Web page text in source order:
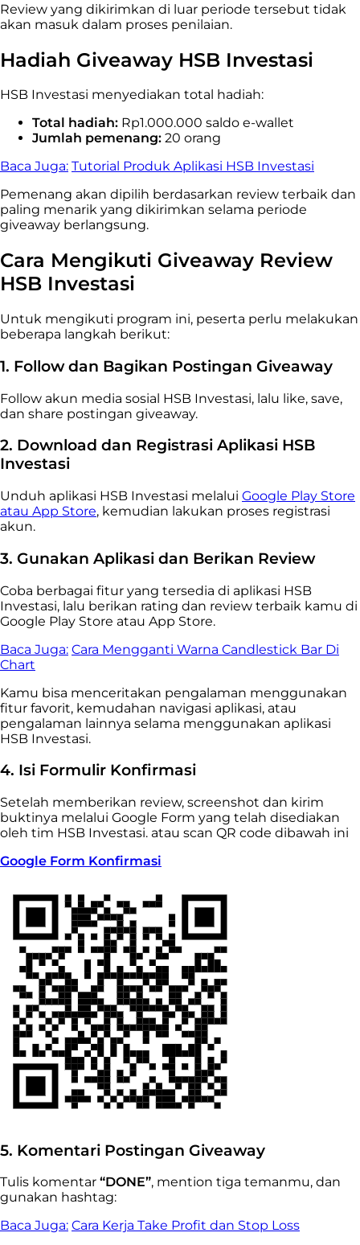
Review yang dikirimkan di luar periode tersebut tidak
akan masuk dalam proses penilaian.
Hadiah Giveaway HSB Investasi
HSB Investasi menyediakan total hadiah:
Total hadiah: Rp1.000.000 saldo e-wallet
Jumlah pemenang: 20 orang
Baca Juga: Tutorial Produk Aplikasi HSB Investasi
Pemenang akan dipilih berdasarkan review terbaik dan
paling menarik yang dikirimkan selama periode
giveaway berlangsung.
Cara Mengikuti Giveaway Review
HSB Investasi
Untuk mengikuti program ini, peserta perlu melakukan
beberapa langkah berikut:
1. Follow dan Bagikan Postingan Giveaway
Follow akun media sosial HSB Investasi, lalu like, save,
dan share postingan giveaway.
2. Download dan Registrasi Aplikasi HSB
Investasi
Unduh aplikasi HSB Investasi melalui Google Play Store
atau App Store, kemudian lakukan proses registrasi
akun.
3. Gunakan Aplikasi dan Berikan Review
Coba berbagai fitur yang tersedia di aplikasi HSB
Investasi, lalu berikan rating dan review terbaik kamu di
Google Play Store atau App Store.
Baca Juga: Cara Mengganti Warna Candlestick Bar Di
Chart
Kamu bisa menceritakan pengalaman menggunakan
fitur favorit, kemudahan navigasi aplikasi, atau
pengalaman lainnya selama menggunakan aplikasi
HSB Investasi.
4. Isi Formulir Konfirmasi
Setelah memberikan review, screenshot dan kirim
buktinya melalui Google Form yang telah disediakan
oleh tim HSB Investasi. atau scan QR code dibawah ini
Google Form Konfirmasi
5. Komentari Postingan Giveaway
Tulis komentar “DONE”, mention tiga temanmu, dan
gunakan hashtag:
Baca Juga: Cara Kerja Take Profit dan Stop Loss